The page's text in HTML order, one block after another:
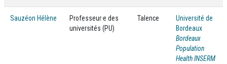
Sauzéon Hélène
Professeur·e des
universités (PU)
Talence
Université de
Bordeaux
Bordeaux
Population
Health INSERM